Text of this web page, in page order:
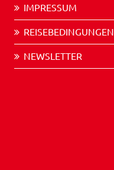
IMPRESSUM
REISEBEDINGUNGEN
NEWSLETTER